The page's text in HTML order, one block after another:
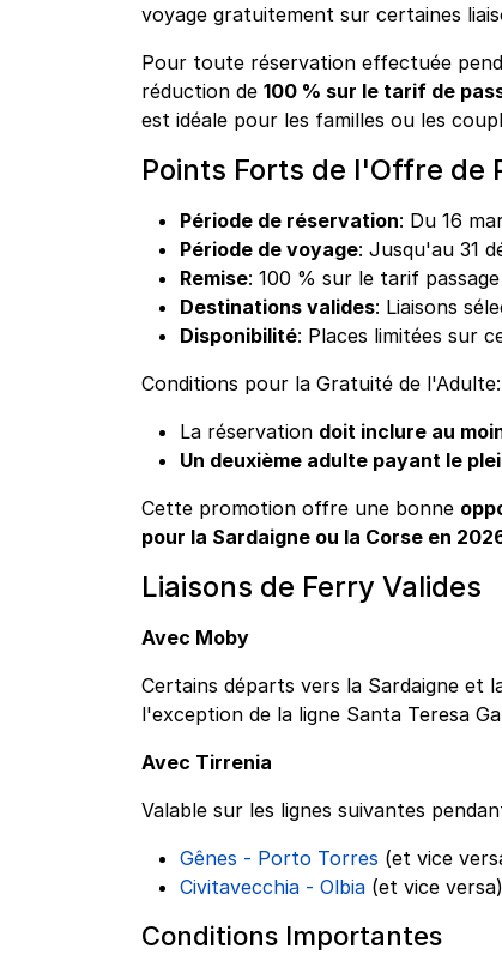
voyage gratuitement sur certaines
Pour toute réservation effectuée
réduction de 100 % sur le tarif de
est idéale pour les familles ou les
Points Forts de l'Offre de
Période de réservation: Du 16
Période de voyage: Jusqu'au 31
Remise: 100 % sur le tarif
Destinations valides: Liaisons
Disponibilité: Places limitées sur
Conditions pour la Gratuité de l'Adulte:
La réservation doit inclure au
Un deuxième adulte payant le
Cette promotion offre une bonne
pour la Sardaigne ou la Corse en
Liaisons de Ferry Valides
Avec Moby
Certains départs vers la Sardaigne et
l'exception de la ligne Santa Teresa
Avec Tirrenia
Valable sur les lignes suivantes
Gênes - Porto Torres (et vice
Civitavecchia - Olbia (et vice versa)
Conditions Importantes